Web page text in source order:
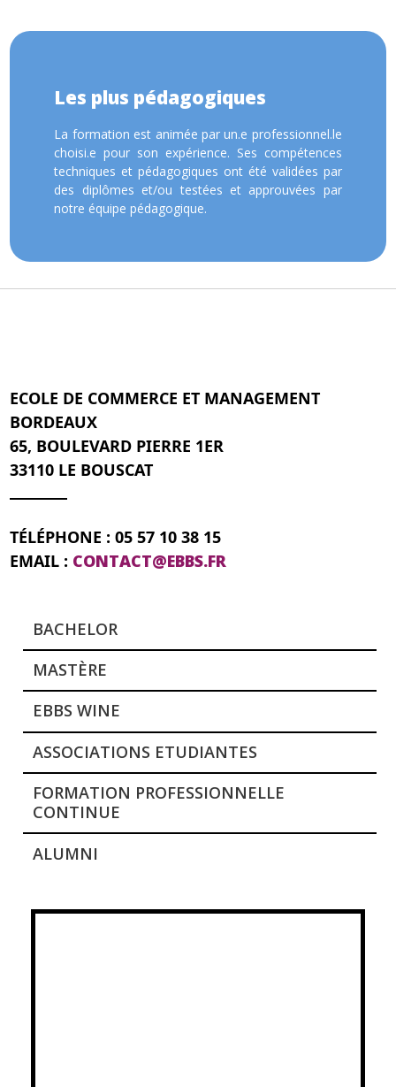
Les plus pédagogiques
La formation est animée par un.e professionnel.le
choisi.e pour son expérience. Ses compétences
techniques et pédagogiques ont été validées par
des diplômes et/ou testées et approuvées par
notre équipe pédagogique.
ECOLE DE COMMERCE ET MANAGEMENT
BORDEAUX
65, BOULEVARD PIERRE 1ER
33110 LE BOUSCAT
TÉLÉPHONE : 05 57 10 38 15
EMAIL : CONTACT@EBBS.FR
BACHELOR
MASTÈRE
EBBS WINE
ASSOCIATIONS ETUDIANTES
FORMATION PROFESSIONNELLE
CONTINUE
ALUMNI